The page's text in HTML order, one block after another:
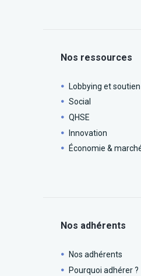
Nos ressources
Lobbying et
Social
QHSE
Innovation
Économie &
Nos adhérents
Nos adhérents
Pourquoi adhérer ?